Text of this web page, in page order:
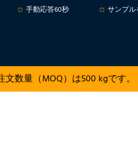
手動応答60秒 サンプ
文数量（MOQ）は500 kgです